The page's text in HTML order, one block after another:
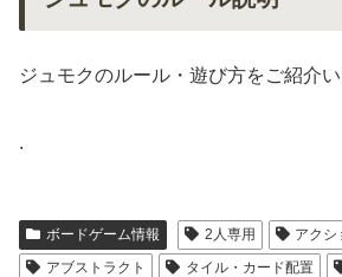
ジュモクのルール・遊び方をご紹介い
.
ボードゲーム情報 2人専用
アクシ
アブストラクト
タイル・カード配置